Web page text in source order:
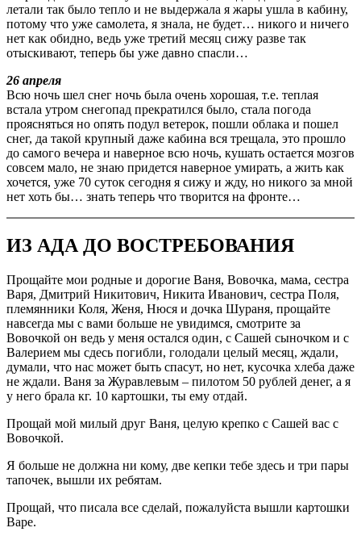
летали так было тепло и не выдержала я жары ушла в кабину,
потому что уже самолета, я знала, не будет… никого и ничего
нет как обидно, ведь уже третий месяц сижу разве так
отыскивают, теперь бы уже давно спасли…
26 апреля
Всю ночь шел снег ночь была очень хорошая, т.е. теплая
встала утром снегопад прекратился было, стала погода
проясняться но опять подул ветерок, пошли облака и пошел
снег, да такой крупный даже кабина вся трещала, это прошло
до самого вечера и наверное всю ночь, кушать остается мозгов
совсем мало, не знаю придется наверное умирать, а жить как
хочется, уже 70 суток сегодня я сижу и жду, но никого за мной
нет хоть бы… знать теперь что творится на фронте…
ИЗ АДА ДО ВОСТРЕБОВАНИЯ
Прощайте мои родные и дорогие Ваня, Вовочка, мама, сестра
Варя, Дмитрий Никитович, Никита Иванович, сестра Поля,
племянники Коля, Женя, Нюся и дочка Шураня, прощайте
навсегда мы с вами больше не увидимся, смотрите за
Вовочкой он ведь у меня остался один, с Сашей сыночком и с
Валерием мы сдесь погибли, голодали целый месяц, ждали,
думали, что нас может быть спасут, но нет, кусочка хлеба даже
не ждали. Ваня за Журавлевым – пилотом 50 рублей денег, а я
у него брала кг. 10 картошки, ты ему отдай.
Прощай мой милый друг Ваня, целую крепко с Сашей вас с
Вовочкой.
Я больше не должна ни кому, две кепки тебе здесь и три пары
тапочек, вышли их ребятам.
Прощай, что писала все сделай, пожалуйста вышли картошки
Варе.